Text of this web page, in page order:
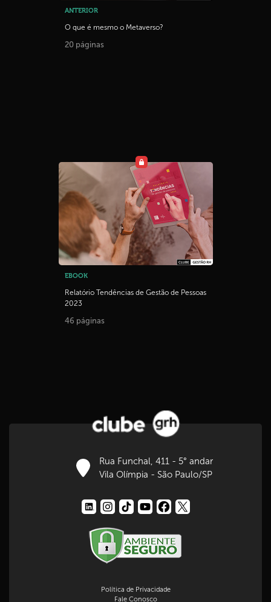
ANTERIOR
O que é mesmo o Metaverso?
20 páginas
EBOOK
Relatório Tendências de Gestão de Pessoas
2023
46 páginas
Rua Funchal, 411 - 5° andar
Vila Olímpia - São Paulo/SP
Política de Privacidade
Fale Conosco